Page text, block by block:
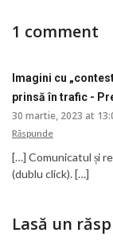
1 comment
Imagini cu
prinsă în trafic -
30 martie, 2023 at
Răspunde
[…] Comunicatul și
(dublu click). […]
Lasă un